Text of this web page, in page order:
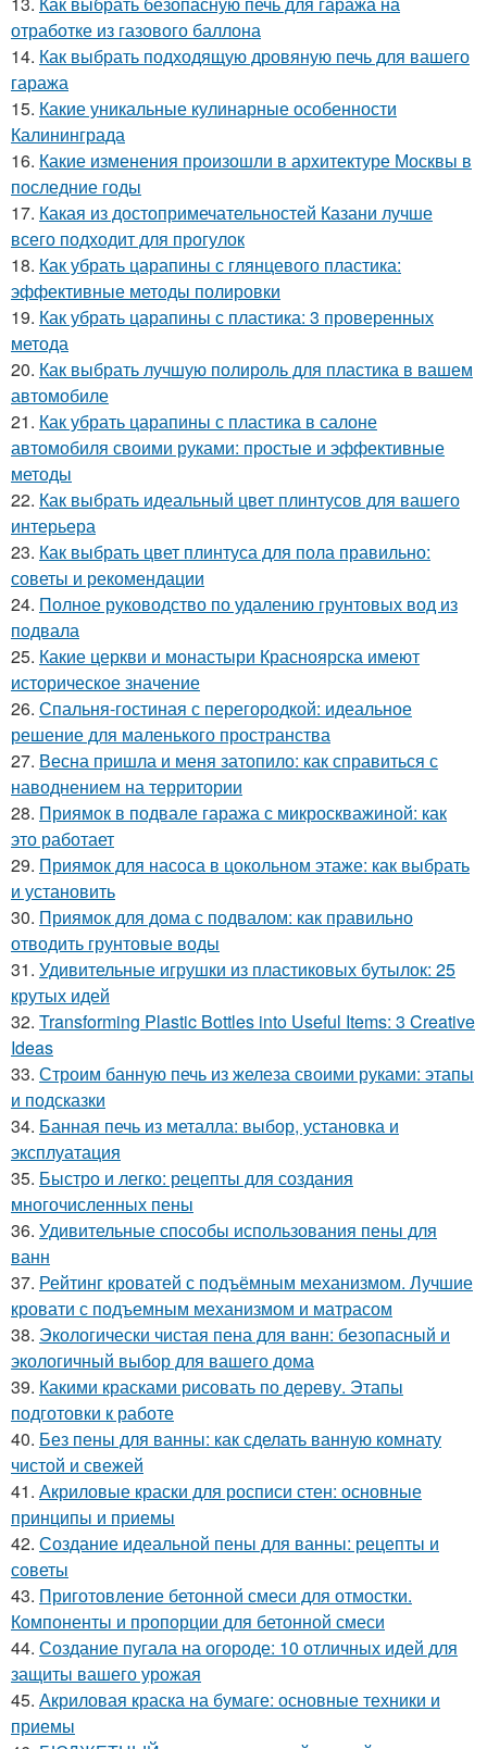
отработке из газового баллона
14. Как выбрать подходящую дровяную печь для вашего
гаража
15. Какие уникальные кулинарные особенности
Калининграда
16. Какие изменения произошли в архитектуре Москвы в
последние годы
17. Какая из достопримечательностей Казани лучше
всего подходит для прогулок
18. Как убрать царапины с глянцевого пластика:
эффективные методы полировки
19. Как убрать царапины с пластика: 3 проверенных
метода
20. Как выбрать лучшую полироль для пластика в вашем
автомобиле
21. Как убрать царапины с пластика в салоне
автомобиля своими руками: простые и эффективные
методы
22. Как выбрать идеальный цвет плинтусов для вашего
интерьера
23. Как выбрать цвет плинтуса для пола правильно:
советы и рекомендации
24. Полное руководство по удалению грунтовых вод из
подвала
25. Какие церкви и монастыри Красноярска имеют
историческое значение
26. Спальня-гостиная с перегородкой: идеальное
решение для маленького пространства
27. Весна пришла и меня затопило: как справиться с
наводнением на территории
28. Приямок в подвале гаража с микроскважиной: как
это работает
29. Приямок для насоса в цокольном этаже: как выбрать
и установить
30. Приямок для дома с подвалом: как правильно
отводить грунтовые воды
31. Удивительные игрушки из пластиковых бутылок: 25
крутых идей
32. Transforming Plastic Bottles into Useful Items: 3 Creative
Ideas
33. Строим банную печь из железа своими руками: этапы
и подсказки
34. Банная печь из металла: выбор, установка и
эксплуатация
35. Быстро и легко: рецепты для создания
многочисленных пены
36. Удивительные способы использования пены для
ванн
37. Рейтинг кроватей с подъёмным механизмом. Лучшие
кровати с подъемным механизмом и матрасом
38. Экологически чистая пена для ванн: безопасный и
экологичный выбор для вашего дома
39. Какими красками рисовать по дереву. Этапы
подготовки к работе
40. Без пены для ванны: как сделать ванную комнату
чистой и свежей
41. Акриловые краски для росписи стен: основные
принципы и приемы
42. Создание идеальной пены для ванны: рецепты и
советы
43. Приготовление бетонной смеси для отмостки.
Компоненты и пропорции для бетонной смеси
44. Создание пугала на огороде: 10 отличных идей для
защиты вашего урожая
45. Акриловая краска на бумаге: основные техники и
приемы